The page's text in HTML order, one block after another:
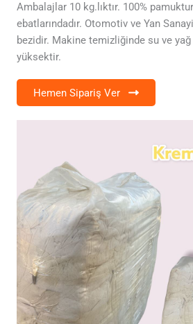
Ambalajlar 10 kg.lıktır. 100%
ebatlarındadır. Otomotiv ve Yan
bezidir. Makine temizliğinde su ve
yüksektir.
Hemen Sipariş Ver